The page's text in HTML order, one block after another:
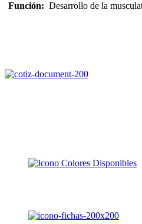
Función: Desarrollo de la